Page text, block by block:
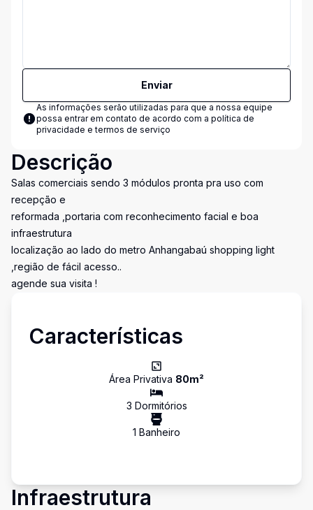
Enviar
As informações serão utilizadas para que a nossa equipe
possa entrar em contato de acordo com a política de
privacidade e termos de serviço
Descrição
Salas comerciais sendo 3 módulos pronta pra uso com
recepção e
reformada ,portaria com reconhecimento facial e boa
infraestrutura
localização ao lado do metro Anhangabaú shopping light
,região de fácil acesso..
agende sua visita !
Características
Área Privativa 80m²
3 Dormitórios
1 Banheiro
Infraestrutura